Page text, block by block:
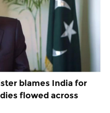
blames India for
flowed across